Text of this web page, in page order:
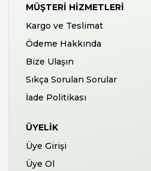
MÜŞTERI HIZMETLERI
Kargo ve Teslimat
Ödeme Hakkında
Bize Ulaşın
Sıkça Sorulan Sorular
İade Politikası
ÜYELIK
Üye Girişi
Üye Ol